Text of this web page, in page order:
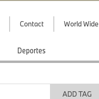
Contact World Wide
Deportes
ADD TAG